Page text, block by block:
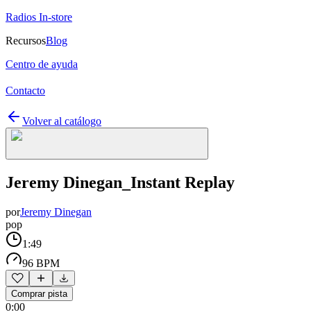
Radios In-store
RecursosBlog
Centro de ayuda
Contacto
Volver al catálogo
Jeremy Dinegan_Instant Replay
porJeremy Dinegan
pop
1:49
96 BPM
Comprar pista
0:00